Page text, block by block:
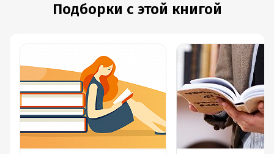
Подборки с этой книгой